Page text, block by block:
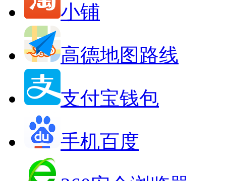
小铺
高德地图路线
支付宝钱包
手机百度